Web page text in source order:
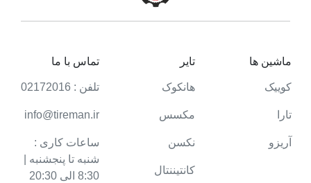
ماشین ها
کوییک
تارا
آریزو
تایر
هانکوک
مکسس
نکسن
کانتیننتال
تماس با ما
تلفن : 02172016
info@tireman.ir
ساعات کاری :
شنبه تا پنجشنبه |
8:30 الی 20:30